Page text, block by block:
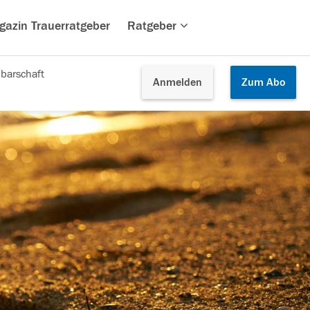
Trauerratgeber Ratgeber
Anmelden Zum Abo